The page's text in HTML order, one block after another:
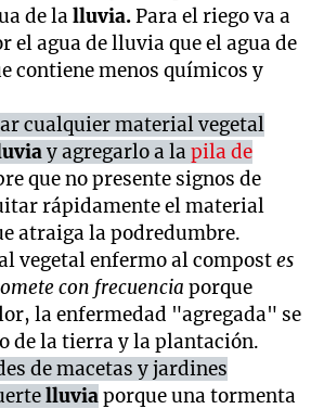
de lalluvia.Para el riego va a
el agua de lluvia que el agua de
contiene menos químicos y
cualquier material vegetal
y agregarlo a lapila de
que no presente signos de
rápidamente el material
atraiga la podredumbre.
vegetal enfermo al compostes
con frecuenciaporque
la enfermedad "agregada" se
de la tierra y la plantación.
de macetas y jardines
lluviaporque una tormenta